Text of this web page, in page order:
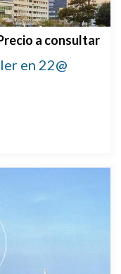
a consultar
en 22@